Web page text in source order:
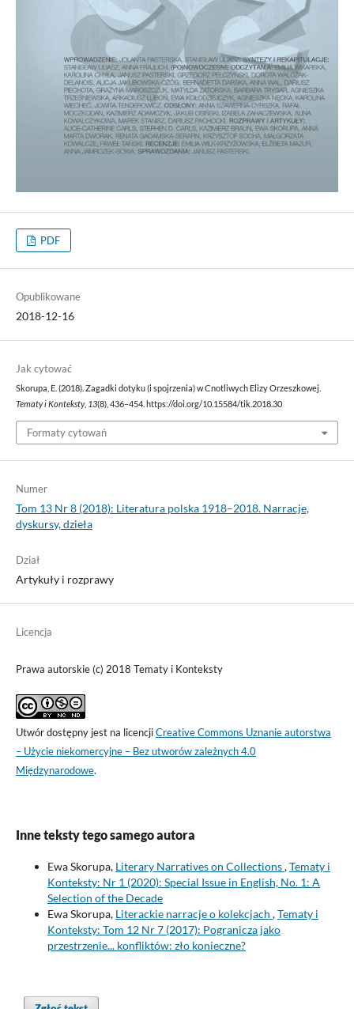
PDF
Opublikowane
2018-12-16
Jak cytować
Skorupa, E. (2018). Zagadki dotyku (i spojrzenia) w Cnotliwych Elizy Orzeszkowej.
Tematy i Konteksty, 13(8), 436–454. https://doi.org/10.15584/tik.2018.30
Formaty cytowań
Numer
Tom 13 Nr 8 (2018): Literatura polska 1918–2018. Narracje,
dyskursy, dzieła
Dział
Artykuły i rozprawy
Licencja
Prawa autorskie (c) 2018 Tematy i Konteksty
Utwór dostępny jest na licencjiCreative Commons Uznanie autorstwa
– Użycie niekomercyjne – Bez utworów zależnych 4.0
Międzynarodowe.
Inne teksty tego samego autora
Ewa Skorupa, Literary Narratives on Collections,Tematy i
Konteksty: Nr 1 (2020): Special Issue in English, No. 1: A
Selection of the Decade
Ewa Skorupa, Literackie narracje o kolekcjach ,Tematy i
Konteksty: Tom 12 Nr 7 (2017): Pogranicza jako
przestrzenie... konfliktów: zło konieczne?